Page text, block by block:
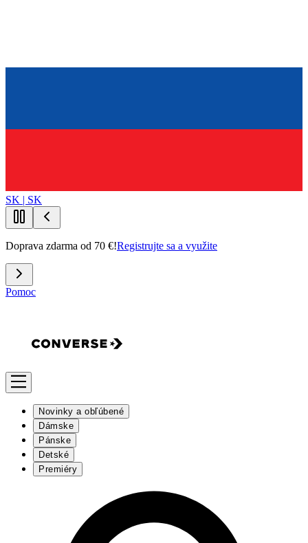
SK | SK
Doprava zdarma od 70 €!Registrujte sa a využite
Pomoc
Novinky a obľúbené
Dámske
Pánske
Detské
Premiéry